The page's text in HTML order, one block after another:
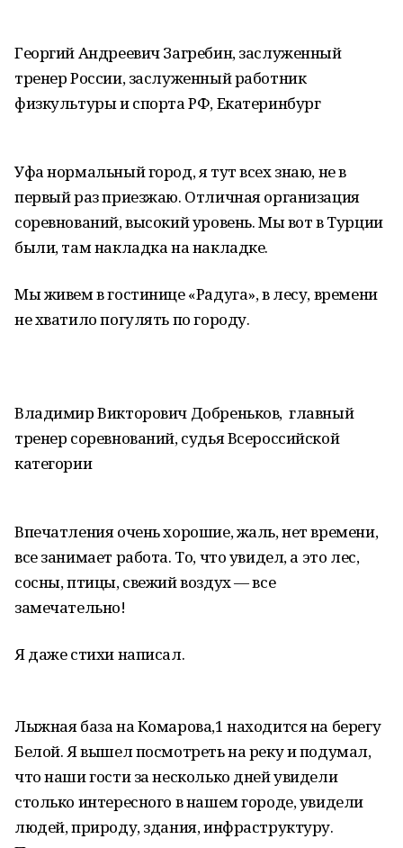
Георгий Андреевич Загребин, заслуженный
тренер России, заслуженный работник
физкультуры и спорта РФ, Екатеринбург
Уфа нормальный город, я тут всех знаю, не в
первый раз приезжаю. Отличная организация
соревнований, высокий уровень. Мы вот в Турции
были, там накладка на накладке.
Мы живем в гостинице «Радуга», в лесу, времени
не хватило погулять по городу.
Владимир Викторович Добреньков, главный
тренер соревнований, судья Всероссийской
категории
Впечатления очень хорошие, жаль, нет времени,
все занимает работа. То, что увидел, а это лес,
сосны, птицы, свежий воздух — все
замечательно!
Я даже стихи написал.
Лыжная база на Комарова,1 находится на берегу
Белой. Я вышел посмотреть на реку и подумал,
что наши гости за несколько дней увидели
столько интересного в нашем городе, увидели
людей, природу, здания, инфраструктуру.